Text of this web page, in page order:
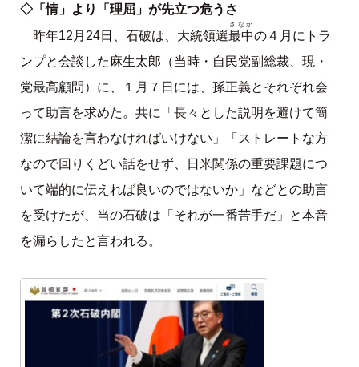
◇「情」より「理屈」が先立つ危うさ
昨年12月24日、石破は、大統領選最中
さなか
の４月にトラ
ンプと会談した麻生太郎（当時・自民党副総裁、現・
党最高顧問）に、１月７日には、孫正義とそれぞれ会
って助言を求めた。共に「長々とした説明を避けて簡
潔に結論を言わなければいけない」「ストレートな方
なので回りくどい話をせず、日米関係の重要課題につ
いて端的に伝えれば良いのではないか」などとの助言
を受けたが、当の石破は「それが一番苦手だ」と本音
を漏らしたと言われる。